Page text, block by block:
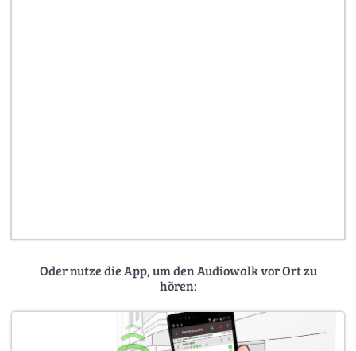
Oder nutze die App, um den Audiowalk vor Ort zu
hören: